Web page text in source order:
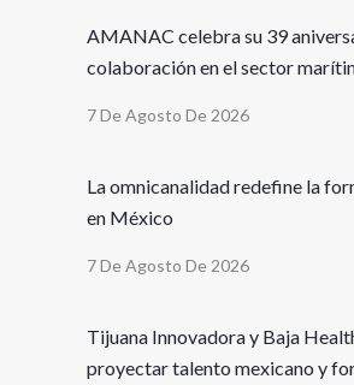
AMANAC celebra su 39
colaboración en el sector
7 De Agosto De 2026
La omnicanalidad redefine la
en México
7 De Agosto De 2026
Tijuana Innovadora y Baja
proyectar talento mexicano y